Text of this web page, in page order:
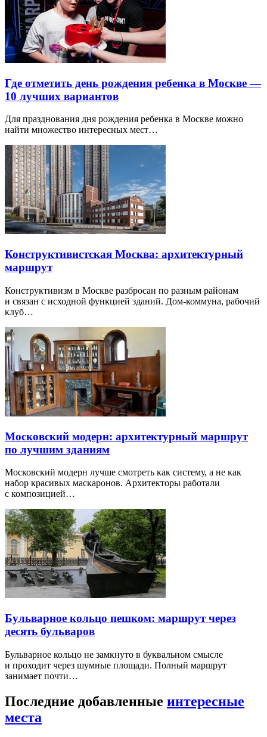
Где отметить день рождения ребенка в Москве —
10 лучших вариантов
Для празднования дня рождения ребенка в Москве можно
найти множество интересных мест…
Конструктивистская Москва: архитектурный
маршрут
Конструктивизм в Москве разбросан по разным районам
и связан с исходной функцией зданий. Дом-коммуна, рабочий
клуб…
Московский модерн: архитектурный маршрут
по лучшим зданиям
Московский модерн лучше смотреть как систему, а не как
набор красивых маскаронов. Архитекторы работали
с композицией…
Бульварное кольцо пешком: маршрут через
десять бульваров
Бульварное кольцо не замкнуто в буквальном смысле
и проходит через шумные площади. Полный маршрут
занимает почти…
Последние добавленные интересные
места